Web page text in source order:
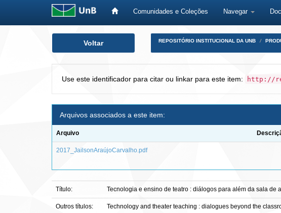
Comunidades e Coleções Navegar
Voltar REPOSITÓRIO INSTITUCIONAL DA UNB
Use este identificador para citar ou linkar para este item: http://
Arquivos associados a este item:
Arquivo
2017_JailsonAraújoCarvalho.pdf
Título: Tecnologia e ensino de teatro : diálogos para além da sala de
Outros títulos: Technology and theater teaching : dialogues beyond the